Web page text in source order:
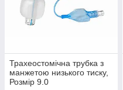
Трахеостомічна трубка з
манжетою низького тиску,
Розмір 9.0